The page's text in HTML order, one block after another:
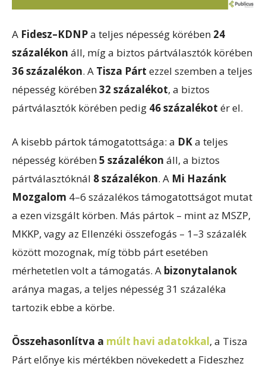
A Fidesz–KDNPa teljes népesség körében 24
százalékon áll, míg a biztos pártválasztók körében
36 százalékon. A Tisza Párt ezzel szemben a teljes
népesség körében32 százalékot, a biztos
pártválasztók körében pedig 46 százalékot ér el.
A kisebb pártok támogatottsága: a DKa teljes
népesség körében5 százalékon áll, a biztos
pártválasztóknál 8 százalékon. A Mi Hazánk
Mozgalom 4–6 százalékos támogatottságot mutat
a ezen vizsgált körben. Más pártok – mint az MSZP,
MKKP, vagy az Ellenzéki összefogás – 1–3 százalék
között mozognak, míg több párt esetében
mérhetetlen volt a támogatás. A bizonytalanok
aránya magas, a teljes népesség 31 százaléka
tartozik ebbe a körbe.
Összehasonlítva a múlt havi adatokkal, a Tisza
Párt előnye kis mértékben növekedett a Fideszhez